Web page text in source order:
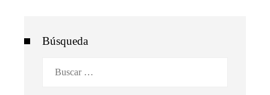
Búsqueda